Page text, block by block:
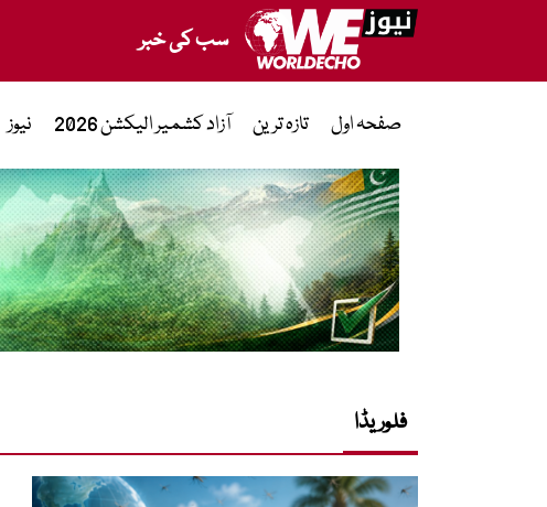
سب کی خبر
صفحہ اول تازہ ترین آزاد کشمیر الیکشن 2026 نیوز
فلوریڈا